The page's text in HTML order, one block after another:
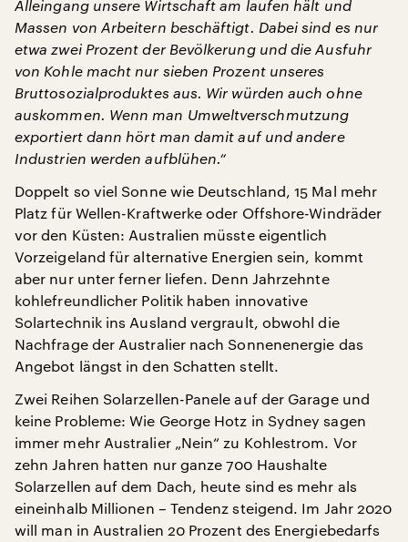
Alleingang unsere Wirtschaft am laufen hält und
Massen von Arbeitern beschäftigt. Dabei sind es nur
etwa zwei Prozent der Bevölkerung und die Ausfuhr
von Kohle macht nur sieben Prozent unseres
Bruttosozialproduktes aus. Wir würden auch ohne
auskommen. Wenn man Umweltverschmutzung
exportiert dann hört man damit auf und andere
Industrien werden aufblühen.“
Doppelt so viel Sonne wie Deutschland, 15 Mal mehr
Platz für Wellen-Kraftwerke oder Offshore-Windräder
vor den Küsten: Australien müsste eigentlich
Vorzeigeland für alternative Energien sein, kommt
aber nur unter ferner liefen. Denn Jahrzehnte
kohlefreundlicher Politik haben innovative
Solartechnik ins Ausland vergrault, obwohl die
Nachfrage der Australier nach Sonnenenergie das
Angebot längst in den Schatten stellt.
Zwei Reihen Solarzellen-Panele auf der Garage und
keine Probleme: Wie George Hotz in Sydney sagen
immer mehr Australier „Nein“ zu Kohlestrom. Vor
zehn Jahren hatten nur ganze 700 Haushalte
Solarzellen auf dem Dach, heute sind es mehr als
eineinhalb Millionen – Tendenz steigend. Im Jahr 2020
will man in Australien 20 Prozent des Energiebedarfs